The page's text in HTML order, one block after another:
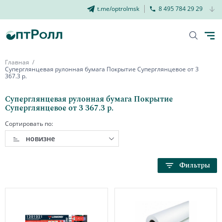
t.me/optrolmsk 8 495 784 29 29
Главная
Суперглянцевая рулонная бумага Покрытие Суперглянцевое от 3
367.3 р.
Суперглянцевая рулонная бумага Покрытие
Суперглянцевое от 3 367.3 р.
Сортировать по:
новизне
Фильтры